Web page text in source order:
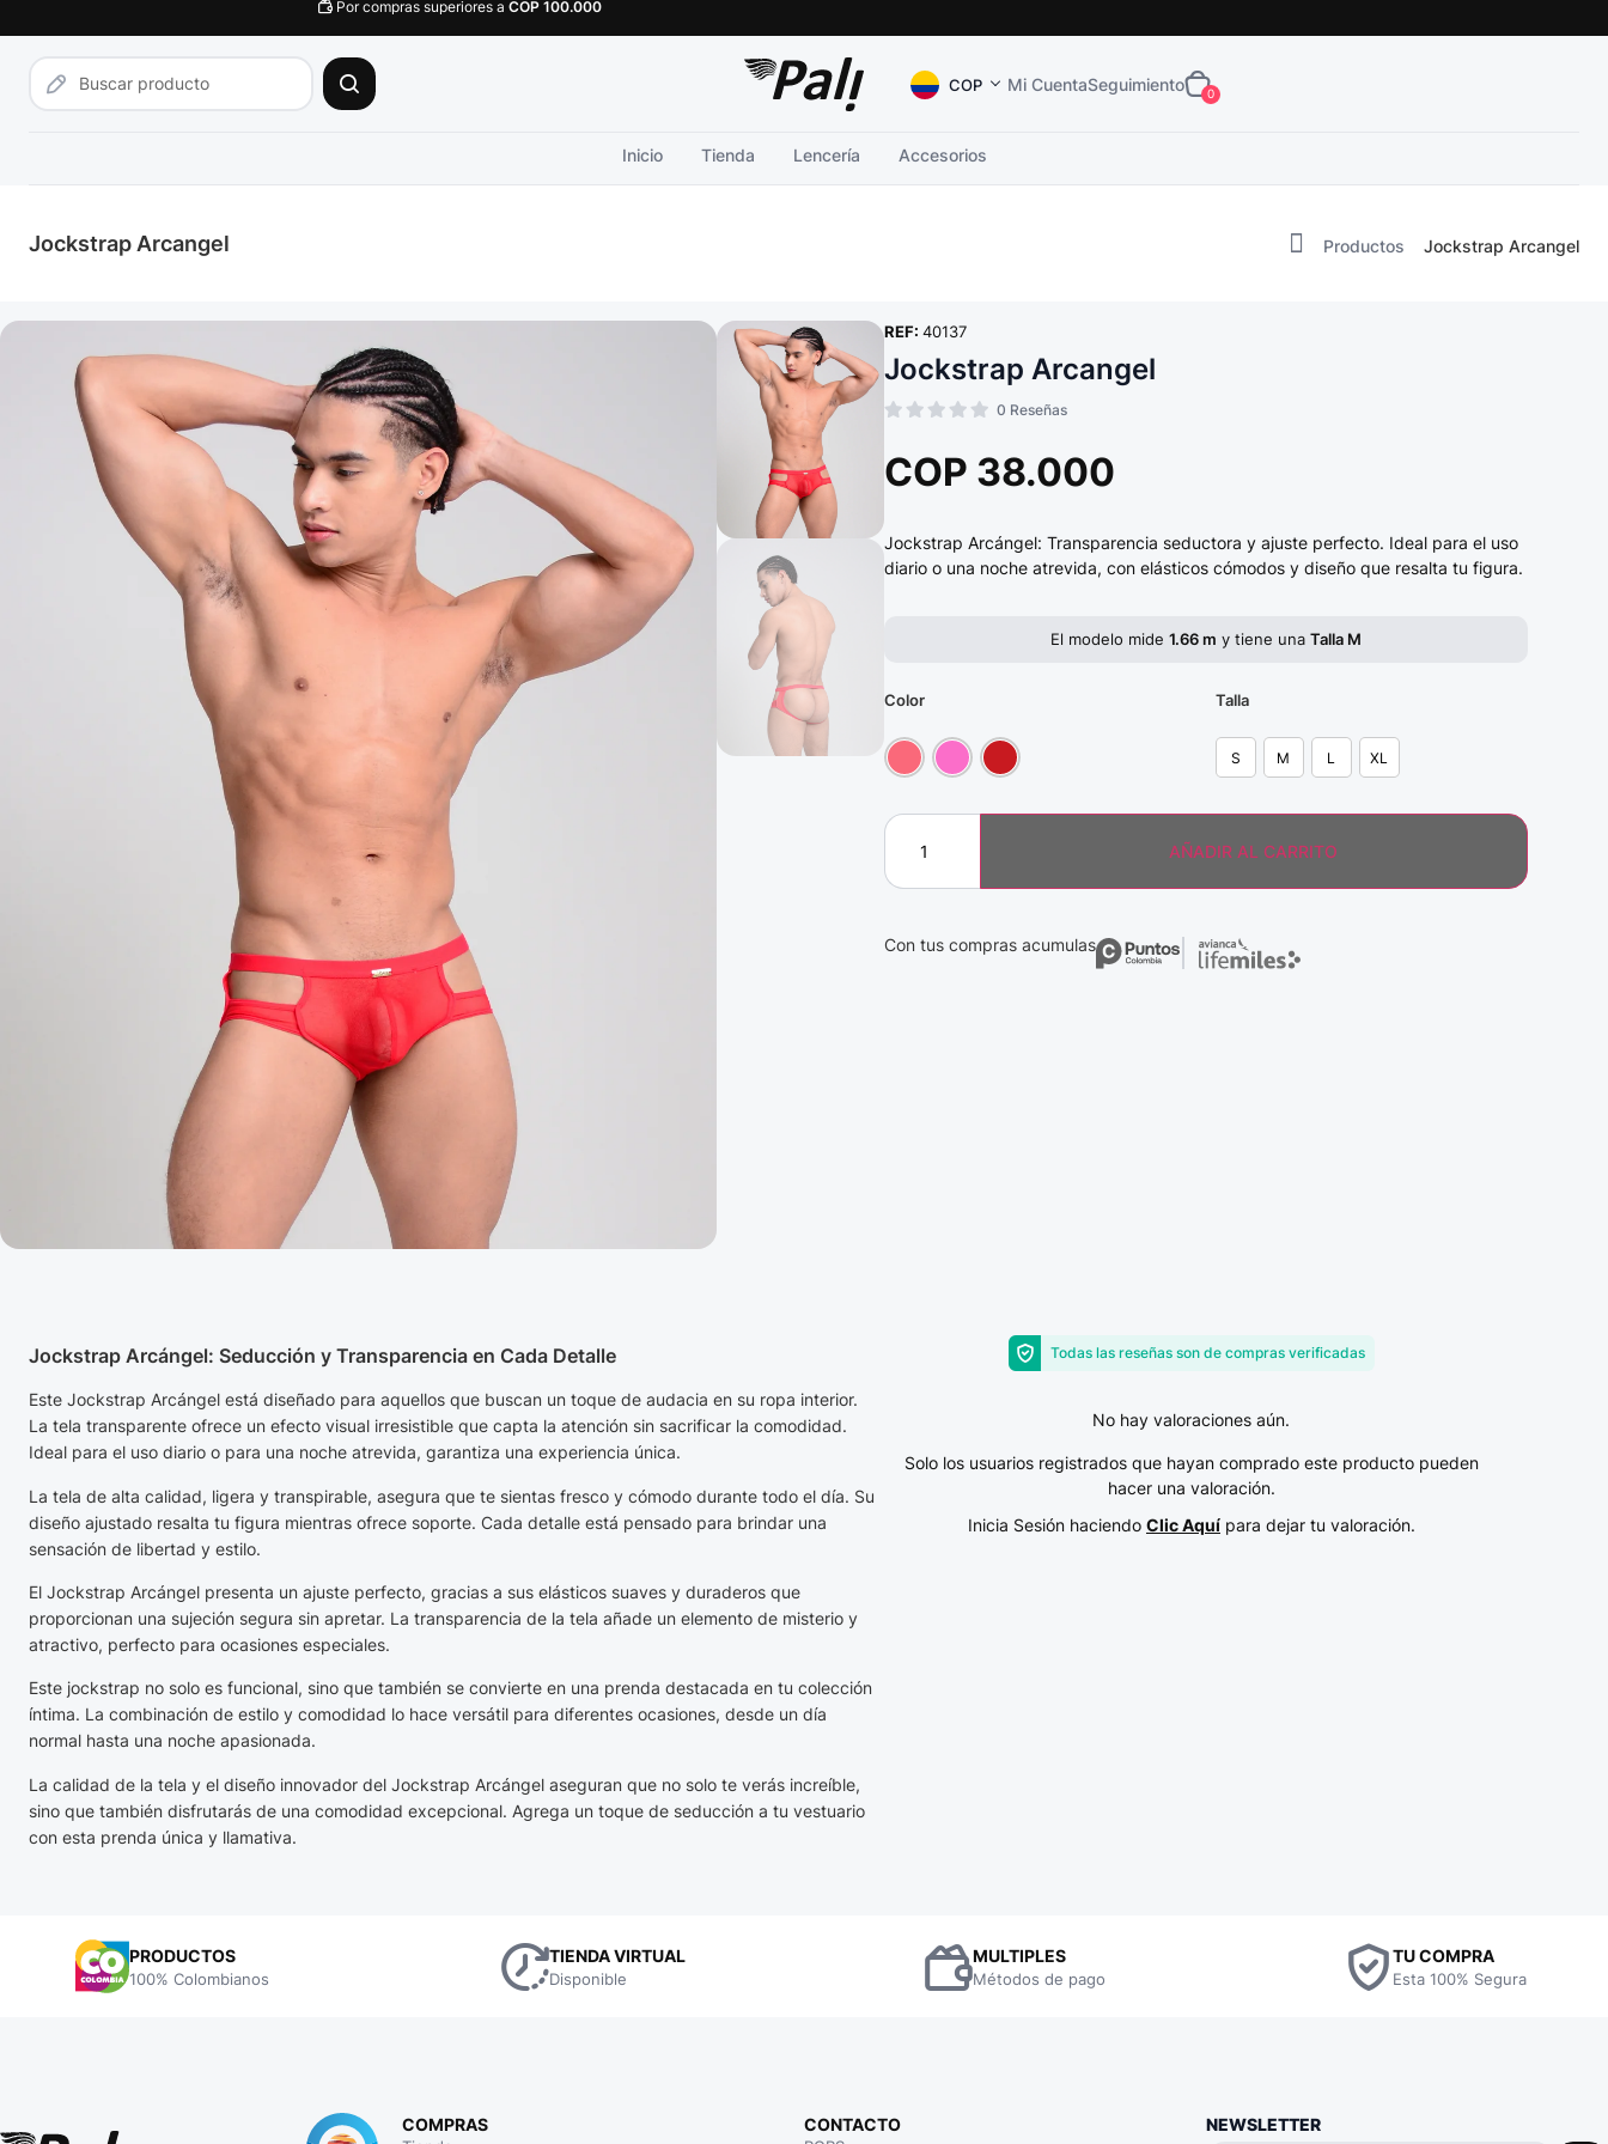
Por compras superiores a COP100.000
COP Mi CuentaSeguimiento 0
Inicio Tienda Lencería Accesorios
Jockstrap Arcangel Productos Jockstrap Arcangel
REF:40137
Jockstrap Arcangel
0 Reseñas
COP 38.000
Jockstrap Arcángel: Transparencia seductora y ajuste perfecto. Ideal para el uso
diario o una noche atrevida, con elásticos cómodos y diseño que resalta tu figura.
El modelo mide 1.66 m y tiene una Talla M
Color Talla
S M L XL
AÑADIR AL CARRITO
Con tus compras acumulas
Jockstrap Arcángel: Seducción y Transparencia en Cada Detalle
Este Jockstrap Arcángel está diseñado para aquellos que buscan un toque de audacia en su ropa interior.
La tela transparente ofrece un efecto visual irresistible que capta la atención sin sacrificar la comodidad.
Ideal para el uso diario o para una noche atrevida, garantiza una experiencia única.
La tela de alta calidad, ligera y transpirable, asegura que te sientas fresco y cómodo durante todo el día. Su
diseño ajustado resalta tu figura mientras ofrece soporte. Cada detalle está pensado para brindar una
sensación de libertad y estilo.
El Jockstrap Arcángel presenta un ajuste perfecto, gracias a sus elásticos suaves y duraderos que
proporcionan una sujeción segura sin apretar. La transparencia de la tela añade un elemento de misterio y
atractivo, perfecto para ocasiones especiales.
Este jockstrap no solo es funcional, sino que también se convierte en una prenda destacada en tu colección
íntima. La combinación de estilo y comodidad lo hace versátil para diferentes ocasiones, desde un día
normal hasta una noche apasionada.
La calidad de la tela y el diseño innovador del Jockstrap Arcángel aseguran que no solo te verás increíble,
sino que también disfrutarás de una comodidad excepcional. Agrega un toque de seducción a tu vestuario
con esta prenda única y llamativa.
Todas las reseñas son de compras verificadas
No hay valoraciones aún.
Solo los usuarios registrados que hayan comprado este producto pueden
hacer una valoración.
Inicia Sesión haciendo Clic Aquípara dejar tu valoración.
PRODUCTOS
100% Colombianos
TIENDA VIRTUAL
Disponible
MULTIPLES
Métodos de pago
TU COMPRA
Esta 100% Segura
COMPRAS CONTACTO NEWSLETTER